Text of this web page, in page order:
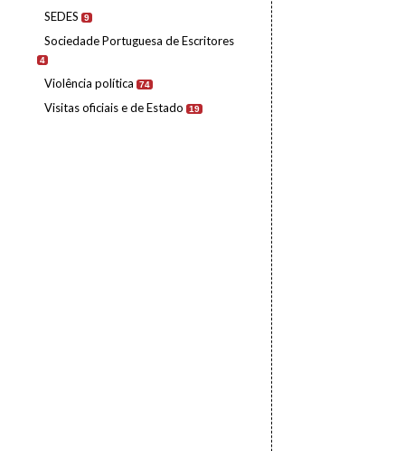
SEDES 9
Sociedade Portuguesa de Escritores
4
Violência política 74
Visitas oficiais e de Estado 19